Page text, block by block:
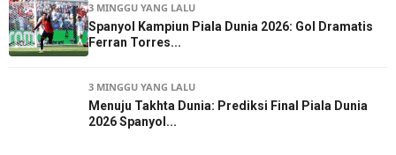
3 MINGGU YANG LALU
Spanyol Kampiun Piala Dunia 2026: Gol Dramatis
Ferran Torres...
3 MINGGU YANG LALU
Menuju Takhta Dunia: Prediksi Final Piala Dunia
2026 Spanyol...